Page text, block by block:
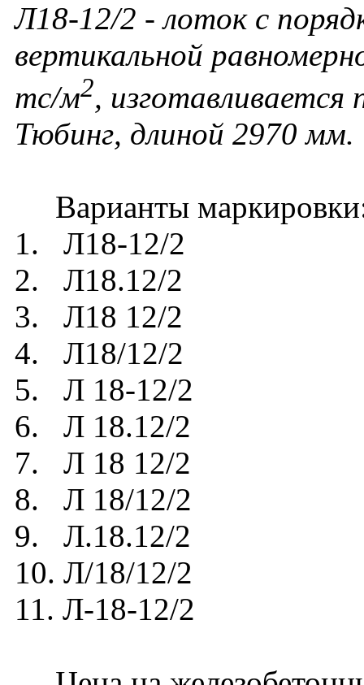
Л18-12/2 - лоток с
вертикальной
тс/м2,
Тюбинг, длиной 2970 мм.
Варианты
1. Л18-12/2
2. Л18.12/2
3. Л18 12/2
4. Л18/12/2
5. Л 18-12/2
6. Л 18.12/2
7. Л 18 12/2
8. Л 18/12/2
9. Л.18.12/2
10. Л/18/12/2
11. Л-18-12/2